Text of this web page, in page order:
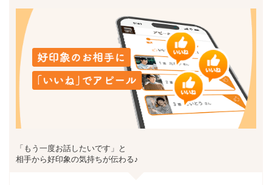
「もう一度お話したいです」と
相手から好印象の気持ちが伝わる♪